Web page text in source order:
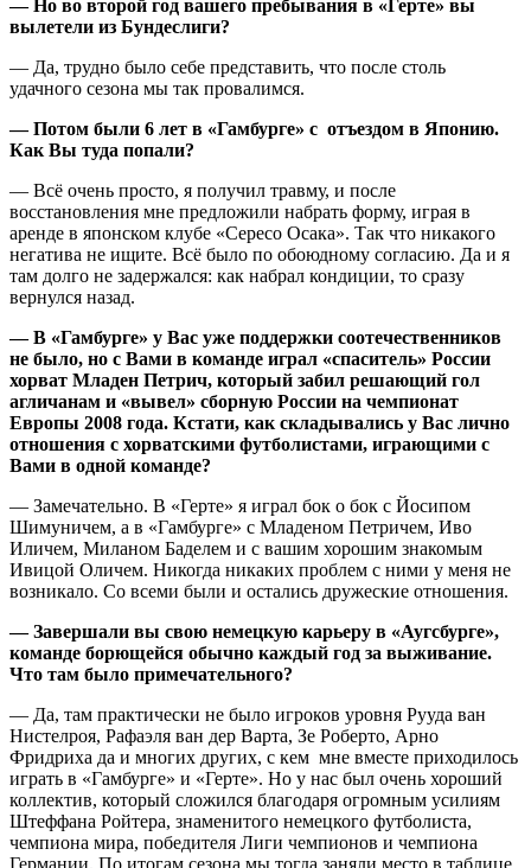
— Но во второй год вашего пребывания в «Герте» вы
вылетели из Бундеслиги?
— Да, трудно было себе представить, что после столь
удачного сезона мы так провалимся.
— Потом были 6 лет в «Гамбурге» с отъездом в Японию.
Как Вы туда попали?
— Всё очень просто, я получил травму, и после
восстановления мне предложили набрать форму, играя в
аренде в японском клубе «Сересо Осака». Так что никакого
негатива не ищите. Всё было по обоюдному согласию. Да и я
там долго не задержался: как набрал кондиции, то сразу
вернулся назад.
— В «Гамбурге» у Вас уже поддержки соотечественников
не было, но с Вами в команде играл «спаситель» России
хорват Младен Петрич, который забил решающий гол
агличанам и «вывел» сборную России на чемпионат
Европы 2008 года. Кстати, как складывались у Вас лично
отношения с хорватскими футболистами, играющими с
Вами в одной команде?
— Замечательно. В «Герте» я играл бок о бок с Йосипом
Шимуничем, а в «Гамбурге» с Младеном Петричем, Иво
Иличем, Миланом Баделем и с вашим хорошим знакомым
Ивицой Оличем. Никогда никаких проблем с ними у меня не
возникало. Со всеми были и остались дружеские отношения.
— Завершали вы свою немецкую карьеру в «Аугсбурге»,
команде борющейся обычно каждый год за выживание.
Что там было примечательного?
— Да, там практически не было игроков уровня Рууда ван
Нистелроя, Рафаэля ван дер Варта, Зе Роберто, Арно
Фридриха да и многих других, с кем мне вместе приходилось
играть в «Гамбурге» и «Герте». Но у нас был очень хороший
коллектив, который сложился благодаря огромным усилиям
Штеффана Ройтера, знаменитого немецкого футболиста,
чемпиона мира, победителя Лиги чемпионов и чемпиона